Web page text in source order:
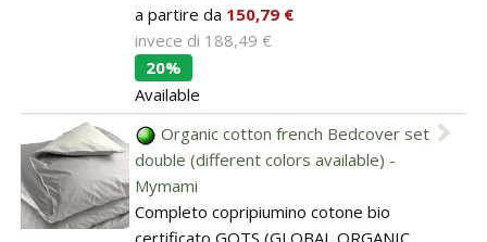
a partire da 150,79 €
invece di 188,49 €
20%
Available
Organic cotton french Bedcover set
double (different colors available) -
Mymami
Completo copripiumino cotone bio
Outlet